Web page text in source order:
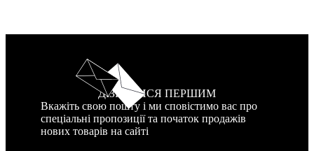
ДІЗНАТИСЯ ПЕРШИМ
Вкажіть свою пошту і ми сповістимо вас про
спеціальні пропозиції та початок продажів
нових товарів на сайті